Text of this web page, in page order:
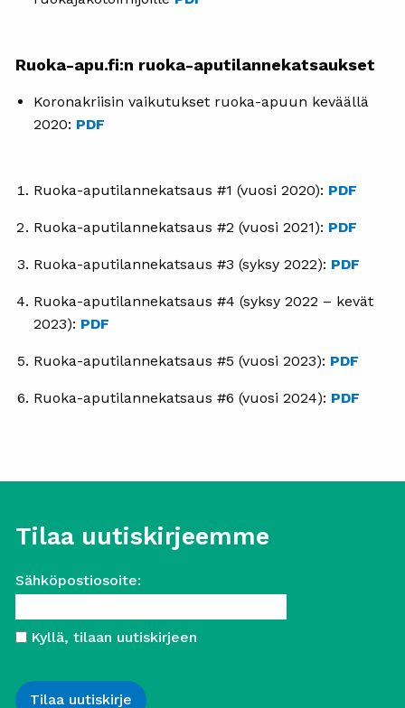
Ruoka-apu.fi:n ruoka-aputilannekatsaukset
Koronakriisin vaikutukset ruoka-apuun keväällä
2020: PDF
Ruoka-aputilannekatsaus #1 (vuosi 2020): PDF
Ruoka-aputilannekatsaus #2 (vuosi 2021): PDF
Ruoka-aputilannekatsaus #3 (syksy 2022): PDF
Ruoka-aputilannekatsaus #4 (syksy 2022 – kevät
2023): PDF
Ruoka-aputilannekatsaus #5 (vuosi 2023): PDF
Ruoka-aputilannekatsaus #6 (vuosi 2024): PDF
Tilaa uutiskirjeemme
Sähköpostiosoite:
Kyllä, tilaan uutiskirjeen